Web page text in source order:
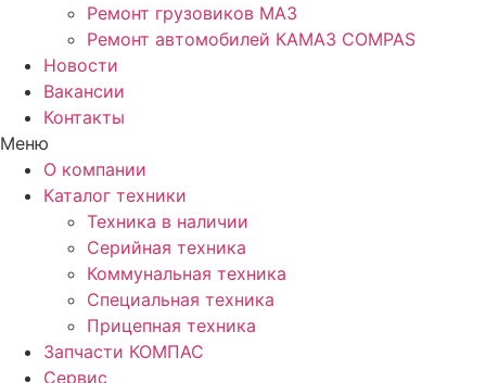
Ремонт грузовиков МАЗ
Ремонт автомобилей КАМАЗ COMPAS
Новости
Вакансии
Контакты
Меню
О компании
Каталог техники
Техника в наличии
Серийная техника
Коммунальная техника
Специальная техника
Прицепная техника
Запчасти КОМПАС
Сервис